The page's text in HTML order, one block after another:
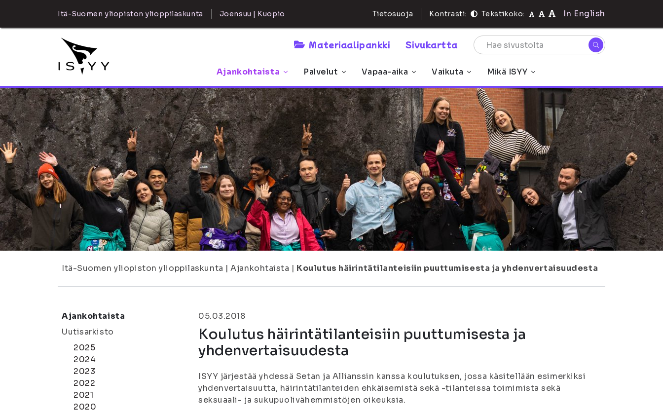
Itä-Suomen yliopiston ylioppilaskunta Joensuu | Kuopio Tietosuoja Kontrasti: Tekstikoko: In English
Materiaalipankki Sivukartta
Ajankohtaista Palvelut Vapaa-aika Vaikuta Mikä ISYY
Itä-Suomen yliopiston ylioppilaskunta | Ajankohtaista | Koulutus häirintätilanteisiin puuttumisesta ja yhdenvertaisuudesta
Ajankohtaista
Uutisarkisto
2025
2024
2023
2022
2021
2020
05.03.2018
Koulutus häirintätilanteisiin puuttumisesta ja
yhdenvertaisuudesta
ISYY järjestää yhdessä Setan ja Allianssin kanssa koulutuksen, jossa käsitellään esimerkiksi
yhdenvertaisuutta, häirintätilanteiden ehkäisemistä sekä -tilanteissa toimimista sekä
seksuaali- ja sukupuolivähemmistöjen oikeuksia.